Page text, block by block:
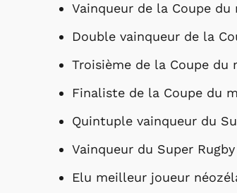
Vainqueur de la Coupe
Double vainqueur de la
Troisième de la Coupe du
Finaliste de la Coupe du
Quintuple vainqueur du
Vainqueur du Super
Elu meilleur joueur